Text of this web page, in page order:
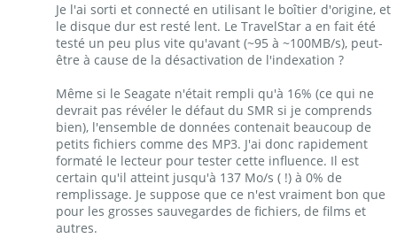
Je l'ai sorti et connecté en utilisant le boîtier d'origine, et
le disque dur est resté lent. Le TravelStar a en fait été
testé un peu plus vite qu'avant (~95 à ~100MB/s), peut-
être à cause de la désactivation de l'indexation ?
Même si le Seagate n'était rempli qu'à 16% (ce qui ne
devrait pas révéler le défaut du SMR si je comprends
bien), l'ensemble de données contenait beaucoup de
petits fichiers comme des MP3. J'ai donc rapidement
formaté le lecteur pour tester cette influence. Il est
certain qu'il atteint jusqu'à 137 Mo/s ( !) à 0% de
remplissage. Je suppose que ce n'est vraiment bon que
pour les grosses sauvegardes de fichiers, de films et
autres.